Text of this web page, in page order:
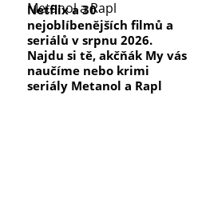
Netflix a 30
nejoblíbenějších filmů a
seriálů v srpnu 2026.
Najdu si tě, akčňák My vás
naučíme nebo krimi
seriály Metanol a Rapl